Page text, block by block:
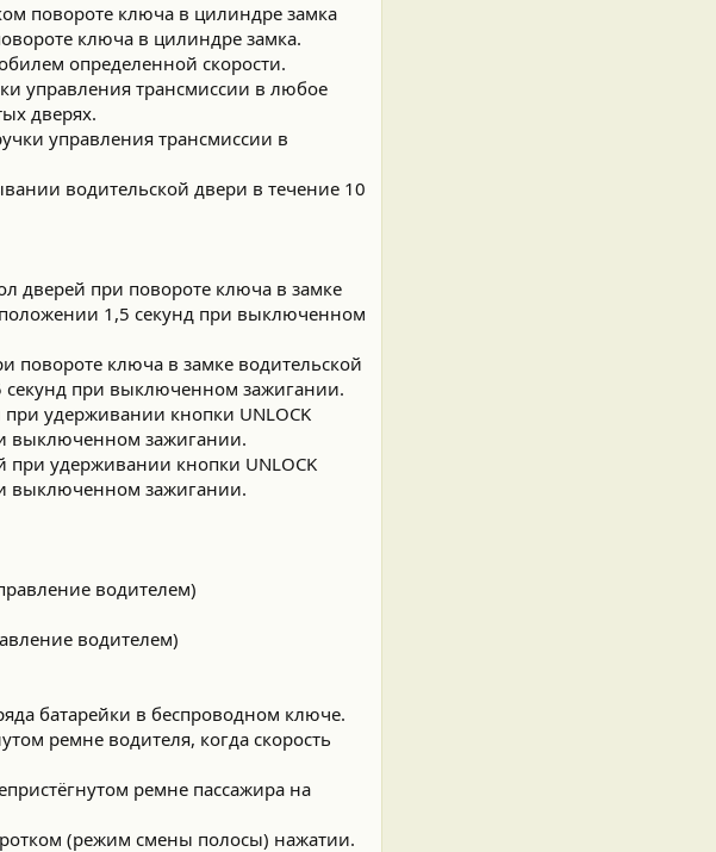
повороте ключа в цилиндре замка
ключа в цилиндре замка.
определенной скорости.
управления трансмиссии в любое
дверях.
управления трансмиссии в
водительской двери в течение 10
дверей при повороте ключа в замке
1,5 секунд при выключенном
повороте ключа в замке водительской
при выключенном зажигании.
удерживании кнопки UNLOCK
выключенном зажигании.
при удерживании кнопки UNLOCK
выключенном зажигании.
водителем)
водителем)
батарейки в беспроводном ключе.
ремне водителя, когда скорость
ремне пассажира на
(режим смены полосы) нажатии.